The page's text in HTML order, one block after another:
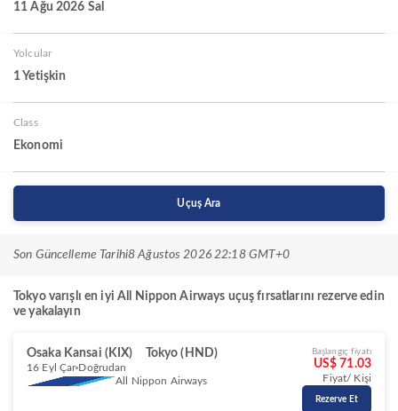
11 Ağu 2026 Sal
Yolcular
1 Yetişkin
Class
Ekonomi
Uçuş Ara
Son Güncelleme Tarihi8 Ağustos 2026 22:18 GMT+0
Tokyo varışlı en iyi All Nippon Airways uçuş fırsatlarını rezerve edin
ve yakalayın
Osaka Kansai (KIX) Tokyo (HND)
16 Eyl Çar Doğrudan
All Nippon Airways
Başlangıç fiyatı
US$ 71.03
Fiyat/ Kişi
Rezerve Et